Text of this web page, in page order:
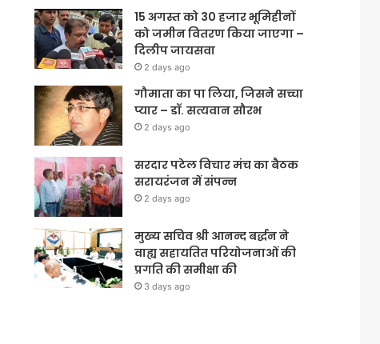
15 अगस्त को 30 हजार भूमिहीनों
को जमीन वितरण किया जाएगा –
दिलीप जायसवा
2 days ago
गौमाता का पा लिया, जिसने सच्चा
प्यार – डॉ. सत्यवान सौरभ
2 days ago
सरदार पटेल विचार मंच का बैठक
सरायरंजन में संपन्न
2 days ago
मुख्य सचिव श्री आनन्द बर्द्धन ने
वाह्य सहायतित परियोजनाओं की
प्रगति की समीक्षा की
3 days ago